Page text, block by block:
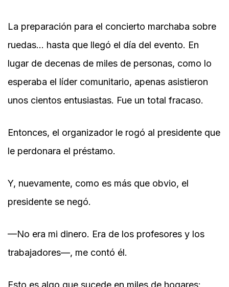
La preparación para el concierto marchaba sobre
ruedas… hasta que llegó el día del evento. En
lugar de decenas de miles de personas, como lo
esperaba el líder comunitario, apenas asistieron
unos cientos entusiastas. Fue un total fracaso.
Entonces, el organizador le rogó al presidente que
le perdonara el préstamo.
Y, nuevamente, como es más que obvio, el
presidente se negó.
—No era mi dinero. Era de los profesores y los
trabajadores—, me contó él.
Esto es algo que sucede en miles de hogares: